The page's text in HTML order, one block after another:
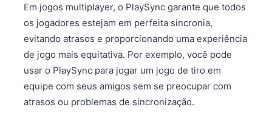
Em jogos multiplayer, o PlaySync garante que todos
os jogadores estejam em perfeita sincronia,
evitando atrasos e proporcionando uma experiência
de jogo mais equitativa. Por exemplo, você pode
usar o PlaySync para jogar um jogo de tiro em
equipe com seus amigos sem se preocupar com
atrasos ou problemas de sincronização.